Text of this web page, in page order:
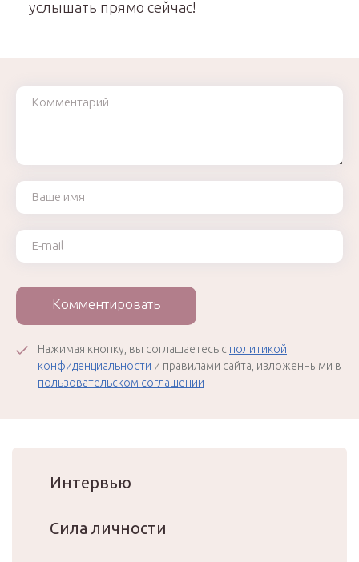
услышать прямо сейчас!
Комментарий
Ваше имя
Ваш e-mail
Комментировать
Нажимая кнопку, вы соглашаетесь с политикой
конфиденциальности и правилами сайта, изложенными в
пользовательском соглашении
Интервью
Сила личности